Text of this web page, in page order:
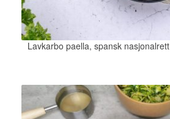
Lavkarbo paella, spansk nasjonalrett